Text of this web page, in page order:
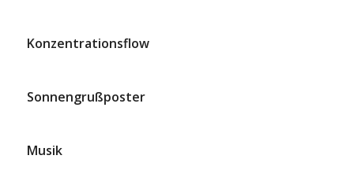
Konzentrationsflow
Sonnengrußposter
Musik